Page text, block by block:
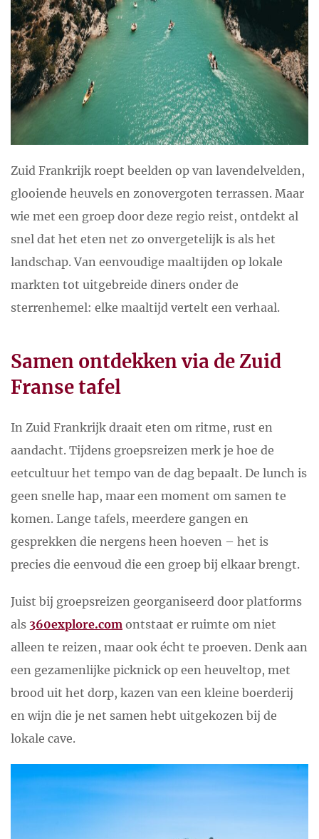
Zuid Frankrijk roept beelden op van lavendelvelden,
glooiende heuvels en zonovergoten terrassen. Maar
wie met een groep door deze regio reist, ontdekt al
snel dat het eten net zo onvergetelijk is als het
landschap. Van eenvoudige maaltijden op lokale
markten tot uitgebreide diners onder de
sterrenhemel: elke maaltijd vertelt een verhaal.
Samen ontdekken via de Zuid
Franse tafel
In Zuid Frankrijk draait eten om ritme, rust en
aandacht. Tijdens groepsreizen merk je hoe de
eetcultuur het tempo van de dag bepaalt. De lunch is
geen snelle hap, maar een moment om samen te
komen. Lange tafels, meerdere gangen en
gesprekken die nergens heen hoeven – het is
precies die eenvoud die een groep bij elkaar brengt.
Juist bij groepsreizen georganiseerd door platforms
als 360explore.com ontstaat er ruimte om niet
alleen te reizen, maar ook écht te proeven. Denk aan
een gezamenlijke picknick op een heuveltop, met
brood uit het dorp, kazen van een kleine boerderij
en wijn die je net samen hebt uitgekozen bij de
lokale cave.